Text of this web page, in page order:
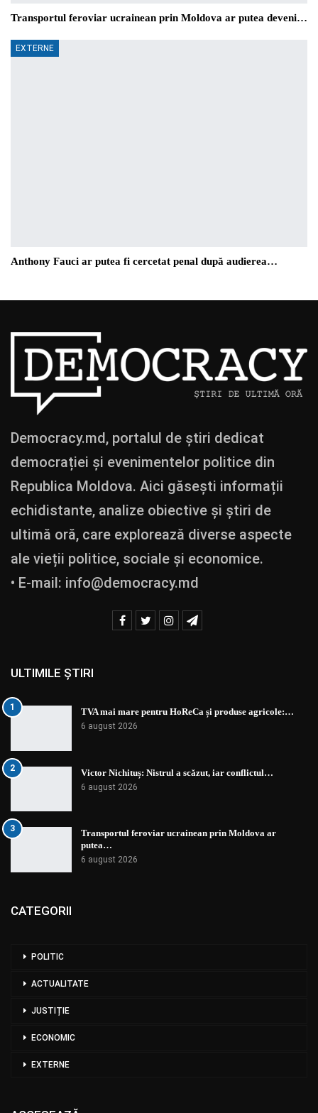
Transportul feroviar ucrainean prin Moldova ar putea deveni…
EXTERNE
Anthony Fauci ar putea fi cercetat penal după audierea…
Democracy.md, portalul de știri dedicat
democrației și evenimentelor politice din
Republica Moldova. Aici găsești informații
echidistante, analize obiective și știri de
ultimă oră, care explorează diverse aspecte
ale vieții politice, sociale și economice.
• E-mail: info@democracy.md
ULTIMILE ȘTIRI
1 TVA mai mare pentru HoReCa și produse agricole:…
6 august 2026
2 Victor Nichituș: Nistrul a scăzut, iar conflictul…
6 august 2026
3
Transportul feroviar ucrainean prin Moldova ar
putea…
6 august 2026
CATEGORII
POLITIC
ACTUALITATE
JUSTIȚIE
ECONOMIC
EXTERNE